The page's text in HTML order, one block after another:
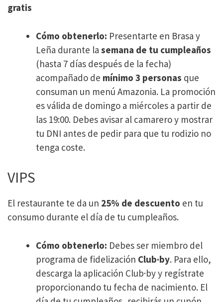
gratis
Cómo obtenerlo: Presentarte en Brasa y
Leña durante la semana de tu cumpleaños
(hasta 7 días después de la fecha)
acompañado de mínimo 3 personas que
consuman un menú Amazonia. La promoción
es válida de domingo a miércoles a partir de
las 19:00. Debes avisar al camarero y mostrar
tu DNI antes de pedir para que tu rodizio no
tenga coste.
VIPS
El restaurante te da un 25% de descuento en tu
consumo durante el día de tu cumpleaños.​
Cómo obtenerlo: Debes ser miembro del
programa de fidelización Club·by. Para ello,
descarga la aplicación Club·by y regístrate
proporcionando tu fecha de nacimiento. El